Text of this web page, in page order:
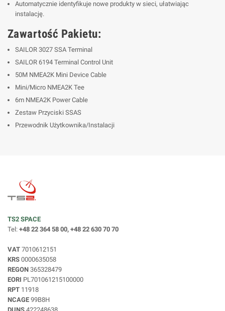
Automatycznie identyfikuje nowe produkty w sieci, ułatwiając
instalację.
Zawartość Pakietu:
SAILOR 3027 SSA Terminal
SAILOR 6194 Terminal Control Unit
50M NMEA2K Mini Device Cable
Mini/Micro NMEA2K Tee
6m NMEA2K Power Cable
Zestaw Przyciski SSAS
Przewodnik Użytkownika/Instalacji
TS2 SPACE
Tel: +48 22 364 58 00, +48 22 630 70 70
VAT 7010612151
KRS 0000635058
REGON 365328479
EORI PL701061215100000
RPT 11918
NCAGE 99B8H